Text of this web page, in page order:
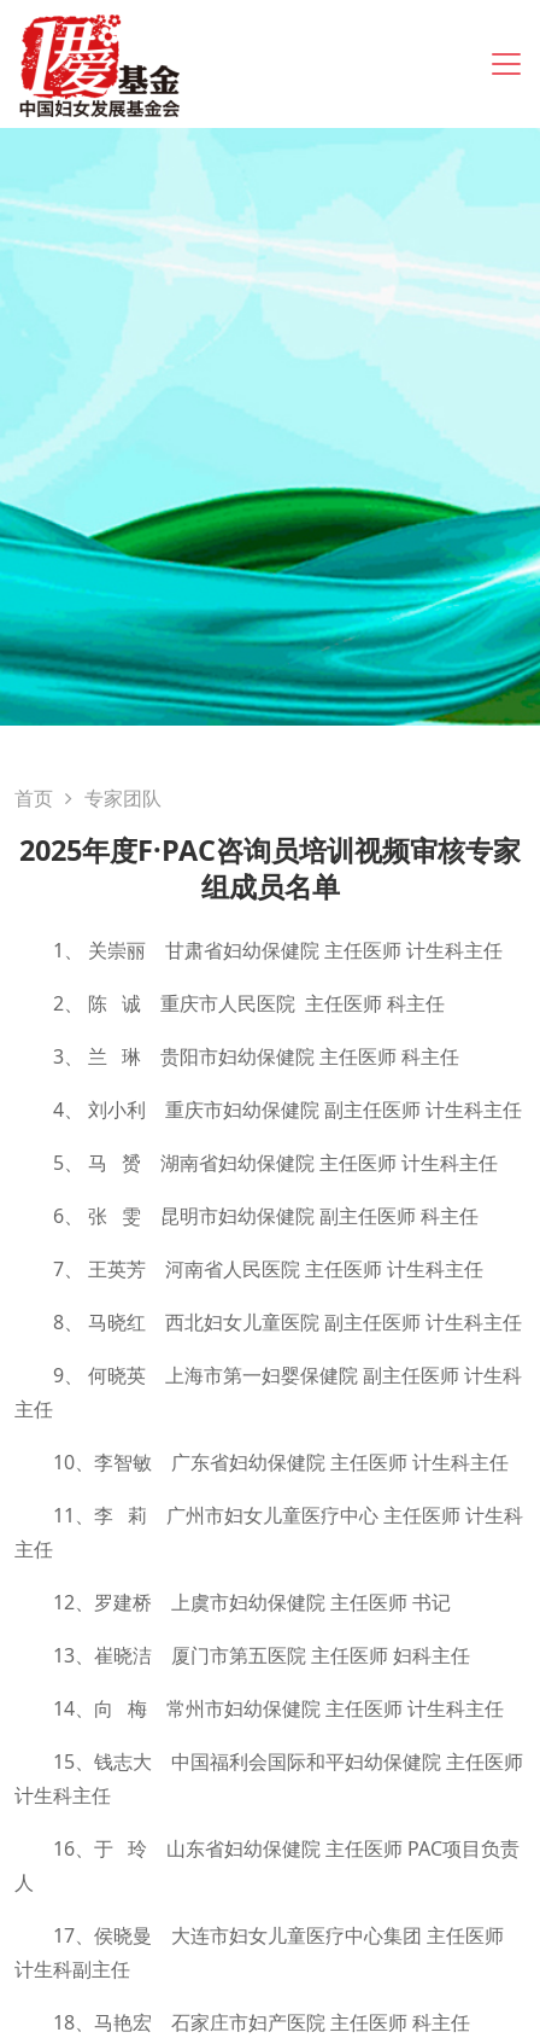
首页 专家团队
2025年度F·PAC咨询员培训视频审核专家
组成员名单
1、 关崇丽 甘肃省妇幼保健院 主任医师 计生科主任
2、 陈 诚 重庆市人民医院 主任医师 科主任
3、 兰 琳 贵阳市妇幼保健院 主任医师 科主任
4、 刘小利 重庆市妇幼保健院 副主任医师 计生科主任
5、 马 赟 湖南省妇幼保健院 主任医师 计生科主任
6、 张 雯 昆明市妇幼保健院 副主任医师 科主任
7、 王英芳 河南省人民医院 主任医师 计生科主任
8、 马晓红 西北妇女儿童医院 副主任医师 计生科主任
9、 何晓英 上海市第一妇婴保健院 副主任医师 计生科
主任
10、李智敏 广东省妇幼保健院 主任医师 计生科主任
11、李 莉 广州市妇女儿童医疗中心 主任医师 计生科
主任
12、罗建桥 上虞市妇幼保健院 主任医师 书记
13、崔晓洁 厦门市第五医院 主任医师 妇科主任
14、向 梅 常州市妇幼保健院 主任医师 计生科主任
15、钱志大 中国福利会国际和平妇幼保健院 主任医师
计生科主任
16、于 玲 山东省妇幼保健院 主任医师 PAC项目负责
人
17、侯晓曼 大连市妇女儿童医疗中心集团 主任医师
计生科副主任
18、马艳宏 石家庄市妇产医院 主任医师 科主任